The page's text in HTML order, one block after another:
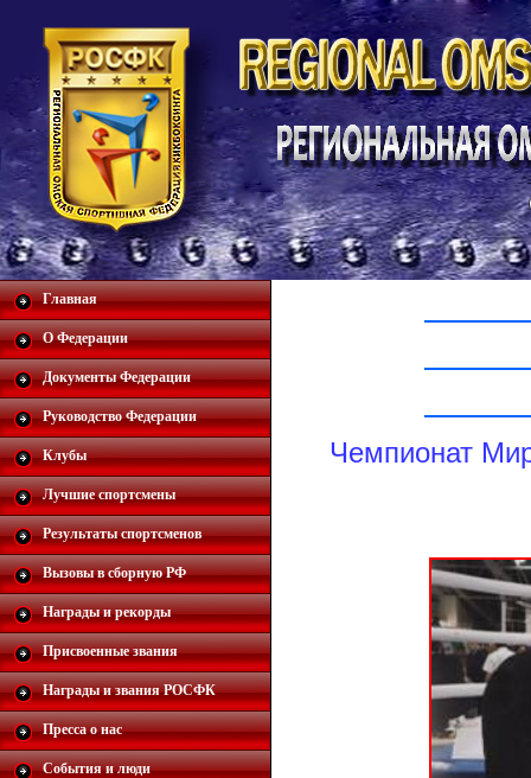
Главная
О Федерации
Документы Федерации
Руководство Федерации
Клубы
Лучшие спортсмены
Результаты спортсменов
Вызовы в сборную РФ
Награды и рекорды
Присвоенные звания
Награды и звания РОСФК
Пресса о нас
События и люди
Чемпионат